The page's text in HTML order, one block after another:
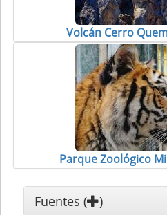
Volcán Cerro
Parque Zoológico
Fuentes ( )